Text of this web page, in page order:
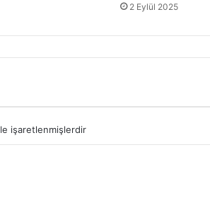
2 Eylül 2025
işaretlenmişlerdir